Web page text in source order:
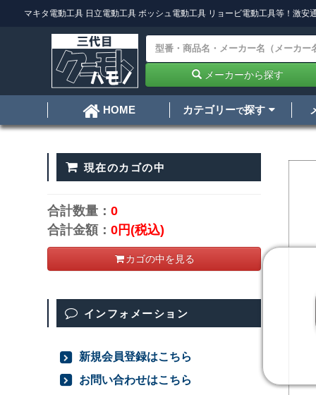
マキタ電動工具 日立電動工具 ボッシュ電動工具 リョービ電動工具等！激安
メーカーから探す
HOME カテゴリーで探す
現在のカゴの中
合計数量：0
合計金額：0円(税込)
カゴの中を見る
インフォメーション
新規会員登録はこちら
お問い合わせはこちら